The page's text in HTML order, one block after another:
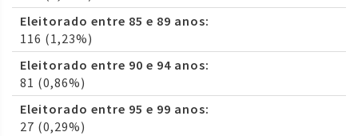
Eleitorado entre 85 e 89 anos:
116 (1,23%)
Eleitorado entre 90 e 94 anos:
81 (0,86%)
Eleitorado entre 95 e 99 anos:
27 (0,29%)